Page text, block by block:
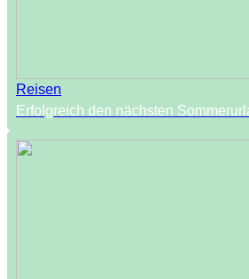
Reisen
Erfolgreich den nächsten